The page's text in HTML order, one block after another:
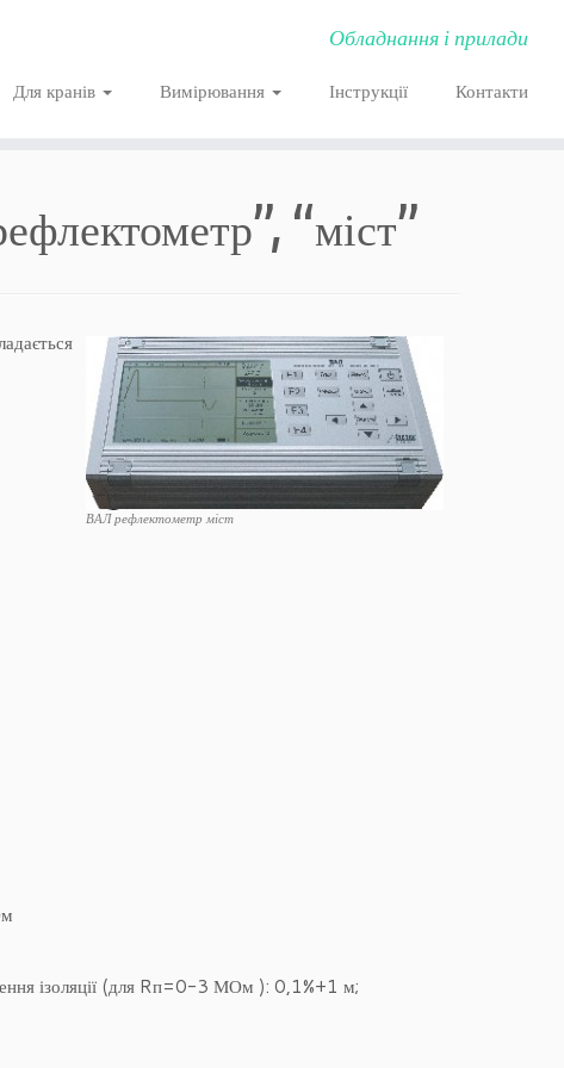
Обладнання і прилади
Для кранів Вимірювання Інструкції Контакти
“міст”
ВАЛ рефлектометр міст
ізоляції (для Rп=0-3 МОм ): 0,1%+1 м;